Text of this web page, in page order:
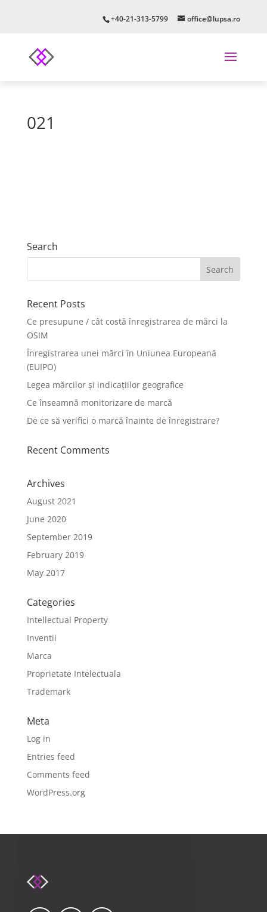
+40-21-313-5799 office@lupsa.ro
021
Search
Recent Posts
Ce presupune / cât costă înregistrarea de mărci la
OSIM
Înregistrarea unei mărci în Uniunea Europeană
(EUIPO)
Legea mărcilor și indicațiilor geografice
Ce înseamnă monitorizare de marcă
De ce să verifici o marcă înainte de înregistrare?
Recent Comments
Archives
August 2021
June 2020
September 2019
February 2019
May 2017
Categories
Intellectual Property
Inventii
Marca
Proprietate Intelectuala
Trademark
Meta
Log in
Entries feed
Comments feed
WordPress.org